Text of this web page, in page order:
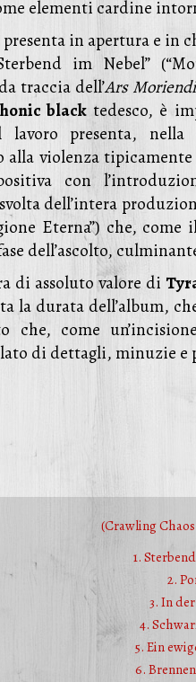
elementi cardine
in apertura e in
im Nebel”
traccia dell’Ars Moriendi
blacktedesco, è
presenta,
alla violenza
con
dell’intera
Eterna”) che,
dell’ascolto,
di assoluto valore di
la durata dell’album,
che, come
di dettagli, minuzie
(Crawling
1.
2.
3. In
4.
5. Ein
6.